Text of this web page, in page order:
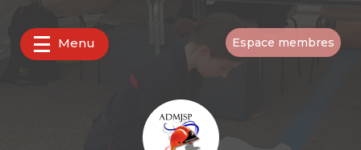
Menu Espace membres